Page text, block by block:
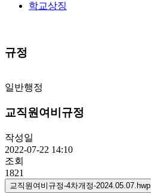
학교상징
규정
일반행정
교직원여비규정
작성일
2022-07-22 14:10
조회
1821
교직원여비규정-4차개정-2024.05.07.hwp